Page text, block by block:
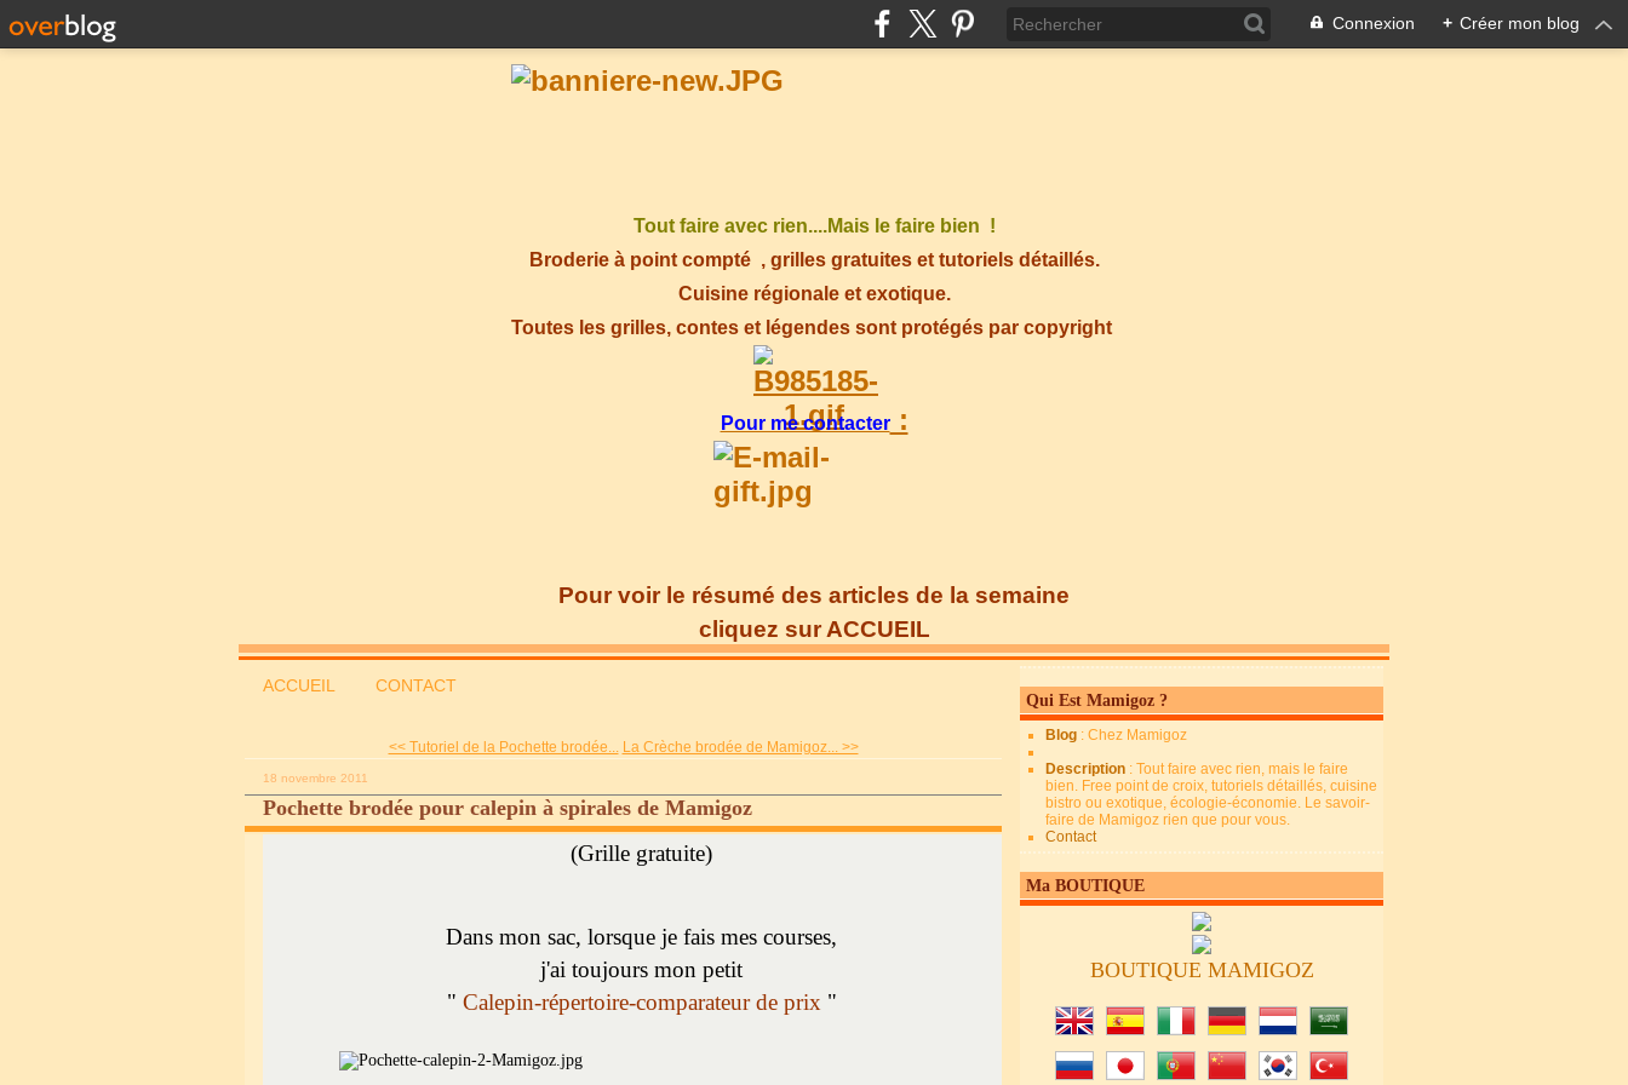
Connexion + Créer mon blog
Tout faire avec rien....Mais le faire bien !
Broderie à point compté , grilles gratuites et tutoriels détaillés.
Cuisine régionale et exotique.
Toutes les grilles, contes et légendes sont protégés par copyright
Pour me contacter:
Pour voir le résumé des articles de la semaine
cliquez sur ACCUEIL
ACCUEIL CONTACT
<< Tutoriel de la Pochette brodée... La Crèche brodée de Mamigoz... >>
18 novembre 2011
Pochette brodée pour calepin à spirales de Mamigoz
(Grille gratuite)
Dans mon sac, lorsque je fais mes courses,
j'ai toujours mon petit
" Calepin-répertoire-comparateur de prix "
Qui Est Mamigoz ?
Blog : Chez Mamigoz
Description : Tout faire avec rien, mais le faire
bien. Free point de croix, tutoriels détaillés, cuisine
bistro ou exotique, écologie-économie. Le savoir-
faire de Mamigoz rien que pour vous.
Contact
Ma BOUTIQUE
BOUTIQUE MAMIGOZ